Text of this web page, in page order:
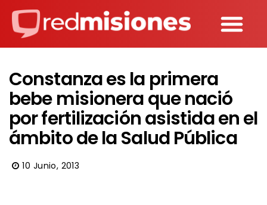
Constanza es la primera
bebe misionera que nació
por fertilización asistida en el
ámbito de la Salud Pública
10 Junio, 2013